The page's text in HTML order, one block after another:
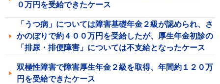
０万円を受給できたケース
「うつ病」については障害基礎年金２級が認められ、さ
かのぼりで約４００万円を受給したが、厚生年金初診の
「排尿・排便障害」については不支給となったケース
双極性障害で障害厚生年金２級を取得、年間約１２０万
円を受給できたケース